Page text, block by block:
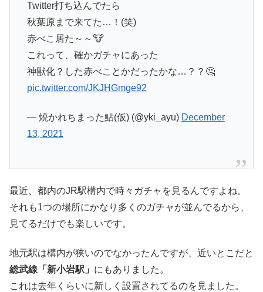
Twitter打ち込んでたら
秋葉原まで来てた…！(笑)
赤べこ居た～～🐮
これって、確かガチャにあった
神獣化？した赤べことかだったかな…？？🤔
pic.twitter.com/JKJHGmge92
— 焼かれちまった鮎(仮) (@yki_ayu) December
13, 2021
最近、都内のJR駅構内で時々ガチャを見るんですよね。
それも1つの場所にかなり多くのガチャが並んでるから、
見てるだけでも楽しいです。
地元駅は構内が狭いのでなかったんですが、近いとこだと
総武線「新小岩駅」 にもありました。
これは去年くらいに新しく設置されてるのを見ました。